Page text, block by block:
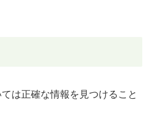
は正確な情報を見つけること